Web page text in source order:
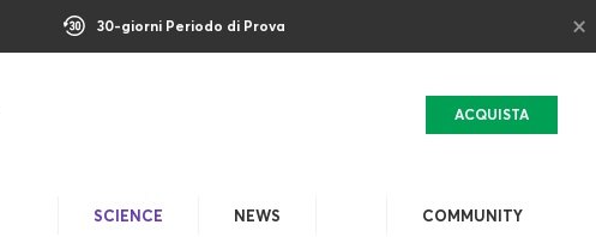
30-giorni Periodo di Prova ×
ACQUISTA
SСIENCE NEWS COMMUNITY